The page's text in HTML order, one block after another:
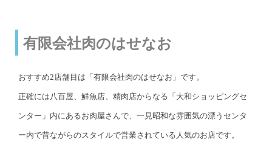
有限会社肉のはせなお
おすすめ2店舗目は「有限会社肉のはせなお」です。
正確には八百屋、鮮魚店、精肉店からなる「大和ショッピングセ
ンター」内にあるお肉屋さんで、一見昭和な雰囲気の漂うセンタ
ー内で昔ながらのスタイルで営業されている人気のお店です。